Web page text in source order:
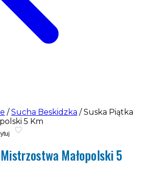
/ Sucha Beskidzka / Suska Piątka
5 Km
Małopolski 5